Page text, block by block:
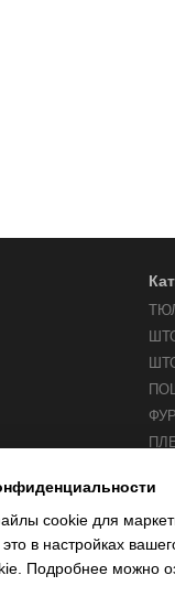
cookie для
в настройках
Подробнее можно